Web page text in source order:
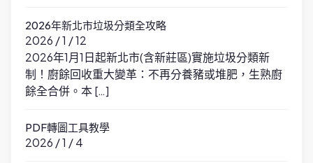
2026年新北市垃圾分類全攻略
2026 / 1 / 12
2026年1月1日起新北市(含新莊區)實施垃圾分類新
制！廚餘回收重大變革：不再分養豬或堆肥，生熟廚
餘全合併。本 […]
PDF轉圖工具教學
2026 / 1 / 4